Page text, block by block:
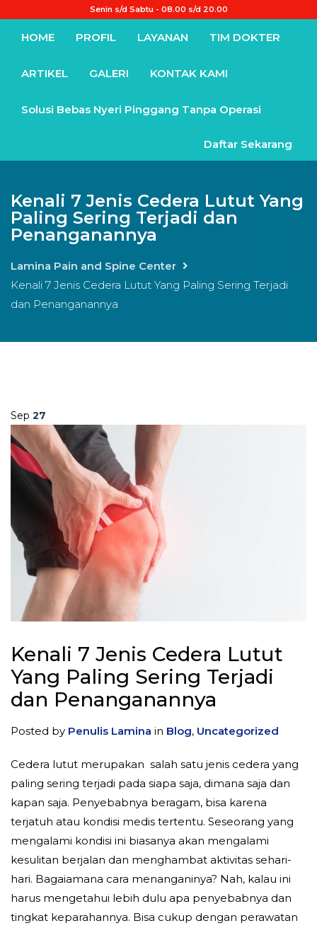
Senin s/d Sabtu - 08.00 s/d 20.00
HOME PROFIL LAYANAN TIM DOKTER
ARTIKEL GALERI KONTAK KAMI
Solusi Bebas Nyeri Pinggang Tanpa Operasi
Daftar Sekarang
Kenali 7 Jenis Cedera Lutut Yang
Paling Sering Terjadi dan
Penanganannya
Lamina Pain and Spine Center
Kenali 7 Jenis Cedera Lutut Yang Paling Sering Terjadi
dan Penanganannya
Sep 27
Kenali 7 Jenis Cedera Lutut
Yang Paling Sering Terjadi
dan Penanganannya
Posted by Penulis Lamina in Blog, Uncategorized
Cedera lutut merupakan salah satu jenis cedera yang
paling sering terjadi pada siapa saja, dimana saja dan
kapan saja. Penyebabnya beragam, bisa karena
terjatuh atau kondisi medis tertentu. Seseorang yang
mengalami kondisi ini biasanya akan mengalami
kesulitan berjalan dan menghambat aktivitas sehari-
hari. Bagaiamana cara menanganinya? Nah, kalau ini
harus mengetahui lebih dulu apa penyebabnya dan
tingkat keparahannya. Bisa cukup dengan perawatan